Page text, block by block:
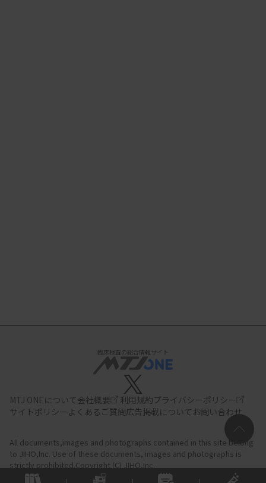
臨床検査の総合情報サイト
MTJ ONEについて会社概要 利用規約プライバシーポリシー
サイトポリシー よくあるご質問広告掲載について お問い合わせ
All documents,images and photographs contained in this site belong
to JIHO,Inc. Use of these documents, images and photographs is
strictly prohibited.Copyright (C) JIHO,Inc.